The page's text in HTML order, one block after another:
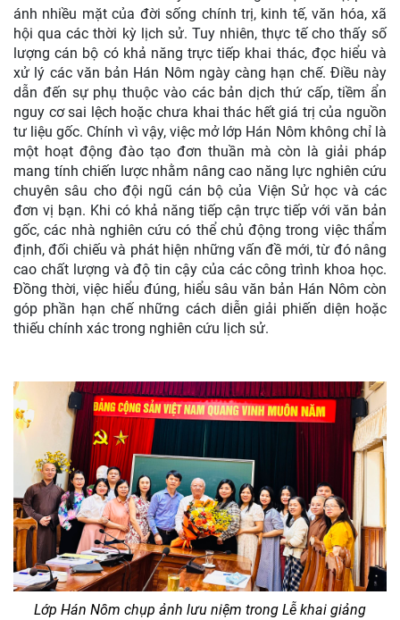
ánh nhiều mặt của đời sống chính trị, kinh tế, văn hóa, xã
hội qua các thời kỳ lịch sử. Tuy nhiên, thực tế cho thấy số
lượng cán bộ có khả năng trực tiếp khai thác, đọc hiểu và
xử lý các văn bản Hán Nôm ngày càng hạn chế. Điều này
dẫn đến sự phụ thuộc vào các bản dịch thứ cấp, tiềm ẩn
nguy cơ sai lệch hoặc chưa khai thác hết giá trị của nguồn
tư liệu gốc. Chính vì vậy, việc mở lớp Hán Nôm không chỉ là
một hoạt động đào tạo đơn thuần mà còn là giải pháp
mang tính chiến lược nhằm nâng cao năng lực nghiên cứu
chuyên sâu cho đội ngũ cán bộ của Viện Sử học và các
đơn vị bạn. Khi có khả năng tiếp cận trực tiếp với văn bản
gốc, các nhà nghiên cứu có thể chủ động trong việc thẩm
định, đối chiếu và phát hiện những vấn đề mới, từ đó nâng
cao chất lượng và độ tin cậy của các công trình khoa học.
Đồng thời, việc hiểu đúng, hiểu sâu văn bản Hán Nôm còn
góp phần hạn chế những cách diễn giải phiến diện hoặc
thiếu chính xác trong nghiên cứu lịch sử.
Lớp Hán Nôm chụp ảnh lưu niệm trong Lễ khai giảng